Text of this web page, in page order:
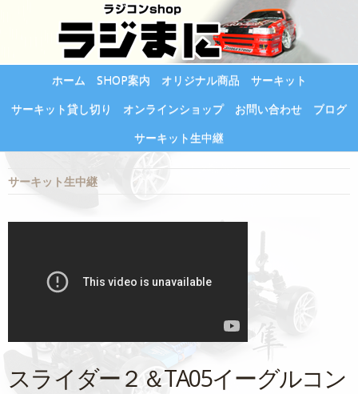
ホーム SHOP案内 オリジナル商品
サーキット
サーキット貸し切り
オンラインショップ お問い合わせ
ブログ
サーキット生中継
サーキット生中継
スライダー２＆TA05イーグルコン